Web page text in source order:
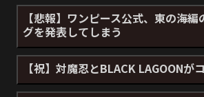
【悲報】ワンピース公式、東の海
グを発表してしまう
【祝】対魔忍とBLACK LAGOONが